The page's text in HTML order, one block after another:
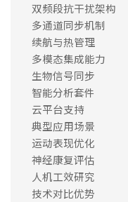
双频段抗干扰架构
多通道同步机制
续航与热管理
多模态集成能力
生物信号同步
智能分析套件
云平台支持
典型应用场景
运动表现优化
神经康复评估
人机工效研究
技术对比优势